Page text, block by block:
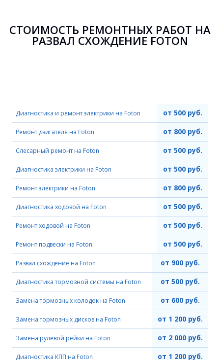
СТОИМОСТЬ РЕМОНТНЫХ РАБОТ НА
РАЗВАЛ СХОЖДЕНИЕ FOTON
Диагностика и ремонт электрики на Foton от 500 руб.
Ремонт двигателя на Foton от 800 руб.
Слесарный ремонт на Foton от 500 руб.
Диагностика электрики на Foton от 500 руб.
Ремонт электрики на Foton от 800 руб.
Диагностика ходовой на Foton от 500 руб.
Ремонт ходовой на Foton от 500 руб.
Ремонт подвески на Foton от 500 руб.
Развал схождение на Foton от 900 руб.
Диагностика тормозной системы на Foton от 500 руб.
Замена тормозных колодок на Foton от 600 руб.
Замена тормозных дисков на Foton от 1 200 руб.
Замена рулевой рейки на Foton от 2 000 руб.
Диагностика КПП на Foton от 1 200 руб.